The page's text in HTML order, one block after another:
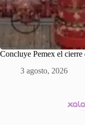
Concluye Pemex el cierre
3 agosto, 2026